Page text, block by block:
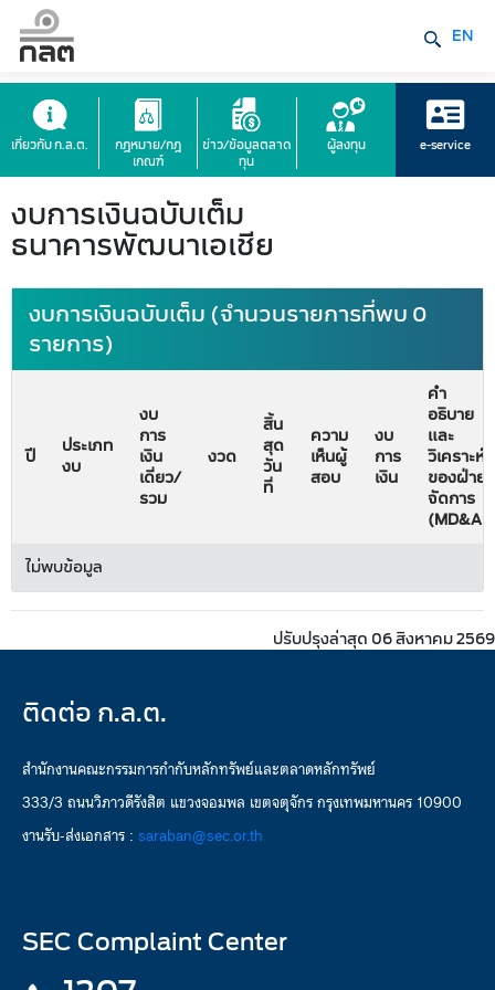
EN
เกี่ยวกับ ก.ล.ต.
กฎหมาย/กฎ
เกณฑ์
ข่าว/ข้อมูลตลาด
ทุน
ผู้ลงทุน e-service
งบการเงินฉบับเต็ม
ธนาคารพัฒนาเอเชีย
งบการเงินฉบับเต็ม (จำนวนรายการที่พบ 0
รายการ)
ปี
ประเภท
งบ
งบ
การ
เงิน
เดี่ยว/
รวม
งวด
สิ้น
สุด
วัน
ที่
ความ
เห็นผู้
สอบ
งบ
การ
เงิน
คำ
อธิบาย
และ
วิเคราะห์
ของฝ่าย
จัดการ
(MD&A)
ไม่พบข้อมูล
ปรับปรุงล่าสุด 06 สิงหาคม 2569
ติดต่อ ก.ล.ต.
สำนักงานคณะกรรมการกำกับหลักทรัพย์และตลาดหลักทรัพย์
333/3 ถนนวิภาวดีรังสิต แขวงจอมพล เขตจตุจักร กรุงเทพมหานคร 10900
งานรับ-ส่งเอกสาร : saraban@sec.or.th
SEC Complaint Center